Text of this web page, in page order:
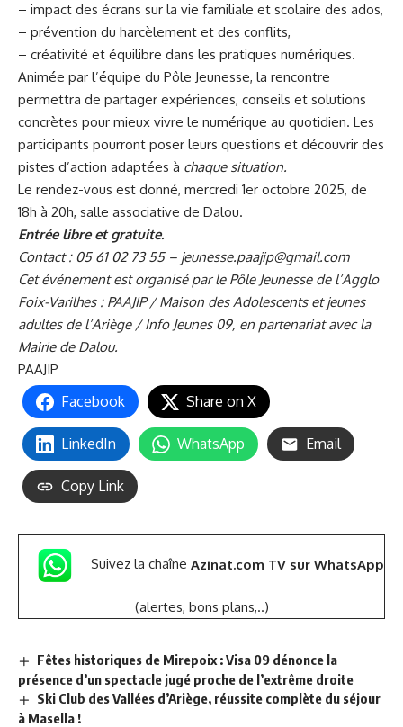
– impact des écrans sur la vie familiale et scolaire des ados,
– prévention du harcèlement et des conflits,
– créativité et équilibre dans les pratiques numériques.
Animée par l’équipe du Pôle Jeunesse, la rencontre
permettra de partager expériences, conseils et solutions
concrètes pour mieux vivre le numérique au quotidien. Les
participants pourront poser leurs questions et découvrir des
pistes d’action adaptées à chaque situation.
Le rendez-vous est donné, mercredi 1er octobre 2025, de
18h à 20h, salle associative de Dalou.
Entrée libre et gratuite.
Contact : 05 61 02 73 55 – jeunesse.paajip@gmail.com
Cet événement est organisé par le Pôle Jeunesse de l’Agglo
Foix-Varilhes : PAAJIP / Maison des Adolescents et jeunes
adultes de l’Ariège / Info Jeunes 09, en partenariat avec la
Mairie de Dalou.
PAAJIP
Facebook Share on X
LinkedIn WhatsApp Email
Copy Link
Suivez la chaîne Azinat.com TV sur WhatsApp
(alertes, bons plans,..)
Fêtes historiques de Mirepoix : Visa 09 dénonce la
présence d’un spectacle jugé proche de l’extrême droite
Ski Club des Vallées d’Ariège, réussite complète du séjour
à Masella !